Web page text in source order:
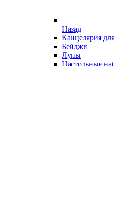
Назад
Канцелярия
Бейджи
Лупы
Настольные